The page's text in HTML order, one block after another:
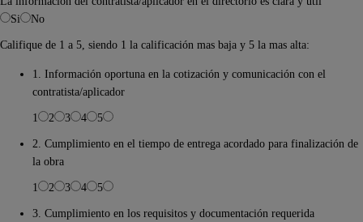
Si
No
Califique de 1 a 5, siendo 1 la calificación mas baja y 5 la mas alta:
1. Información oportuna en la cotización y comunicación con el
contratista/aplicador
1
2 3 4
5
2. Cumplimiento en el tiempo de entrega acordado para finalización de
la obra
1
2 3 4
5
3. Cumplimiento en los requisitos y documentación requerida